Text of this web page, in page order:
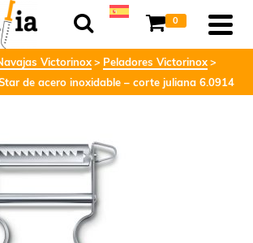
0
Victorinox
Peladores Victorinox
de acero inoxidable – corte juliana 6.0914